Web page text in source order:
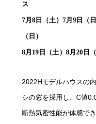
ス
7月8日（土）7月9日（
（日）
8月19日（土）8月20日
2022Hモデルハウスの
シの窓を採用し、C値
断熱気密性能が体感で